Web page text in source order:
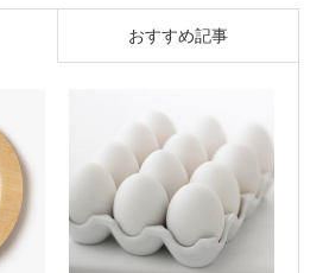
おすすめ記事